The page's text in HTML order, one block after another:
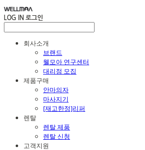
LOG IN 로그인
회사소개
브랜드
웰모아 연구센터
대리점 모집
제품구매
안마의자
마사지기
[재고한정]리퍼
렌탈
렌탈 제품
렌탈 신청
고객지원